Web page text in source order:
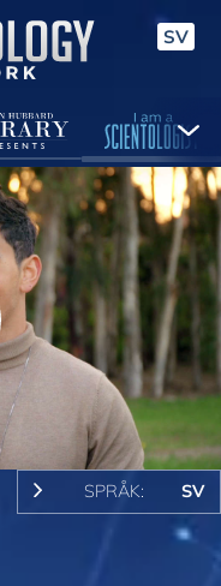
SV
SPRÅK: SV